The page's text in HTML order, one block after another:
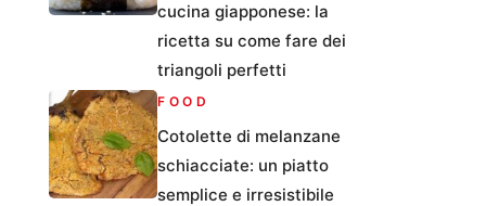
cucina giapponese: la
ricetta su come fare dei
triangoli perfetti
FOOD
Cotolette di melanzane
schiacciate: un piatto
semplice e irresistibile